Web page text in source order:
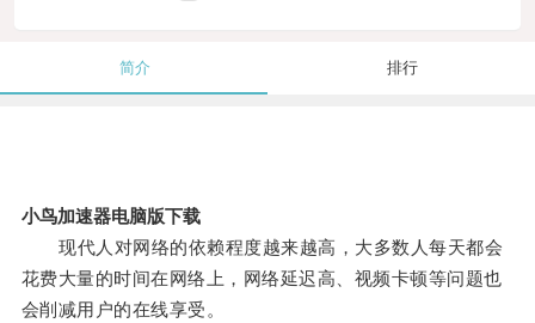
简介 排行
小鸟加速器电脑版下载
现代人对网络的依赖程度越来越高，大多数人每天都会
花费大量的时间在网络上，网络延迟高、视频卡顿等问题也
会削减用户的在线享受。